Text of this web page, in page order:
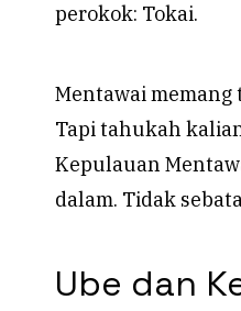
perokok: Tokai.
Mentawai
Tapi tahukah
Kepulauan
dalam. Tidak
Ube dan